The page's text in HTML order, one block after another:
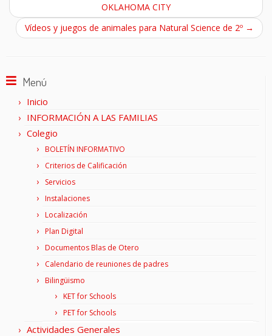
OKLAHOMA CITY
Vídeos y juegos de animales para Natural Science de 2º →
Menú
Inicio
INFORMACIÓN A LAS FAMILIAS
Colegio
BOLETÍN INFORMATIVO
Criterios de Calificación
Servicios
Instalaciones
Localización
Plan Digital
Documentos Blas de Otero
Calendario de reuniones de padres
Bilingüismo
KET for Schools
PET for Schools
Actividades Generales